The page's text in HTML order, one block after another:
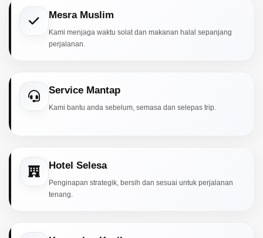
Mesra Muslim
Kami menjaga waktu solat dan makanan halal sepanjang
perjalanan.
Service Mantap
Kami bantu anda sebelum, semasa dan selepas trip.
Hotel Selesa
Penginapan strategik, bersih dan sesuai untuk perjalanan
tenang.